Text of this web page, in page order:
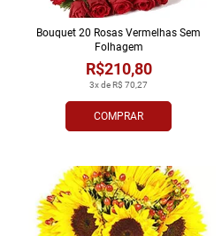
COMPRAR
3x de R$ 70,27
R$210,80
Bouquet 20 Rosas Vermelhas Sem
Folhagem